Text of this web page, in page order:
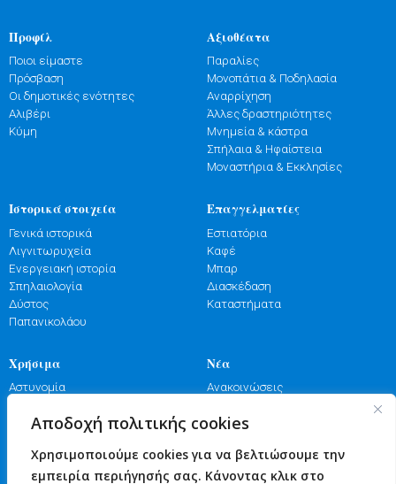
Αποδοχή πολιτικής cookies
Χρησιμοποιούμε cookies για να βελτιώσουμε την
εμπειρία περιήγησής σας. Κάνοντας κλικ στο
Προφίλ
Ποιοι είμαστε
Πρόσβαση
Οι δημοτικές ενότητες
Αλιβέρι
Κύμη
Αξιοθέατα
Παραλίες
Μονοπάτια & Ποδηλασία
Αναρρίχηση
Άλλες δραστηριότητες
Μνημεία & κάστρα
Σπήλαια & Ηφαίστεια
Μοναστήρια & Εκκλησίες
Ιστορικά στοιχεία
Γενικά ιστορικά
Λιγνιτωρυχεία
Ενεργειακή ιστορία
Σπηλαιολογία
Δύστος
Παπανικολάου
Επαγγελματίες
Εστιατόρια
Καφέ
Μπαρ
Διασκέδαση
Καταστήματα
Χρήσιμα
Αστυνομία
Πυροσβεστική
Υγεία
Νέα
Ανακοινώσεις
Γιορτές
Επικοινωνία